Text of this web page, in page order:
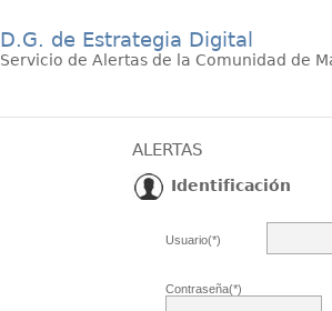
D.G. de Estrategia Digital
Servicio de Alertas de la Comunidad de
ALERTAS
Identificación
Usuario(*)
Contraseña(*)